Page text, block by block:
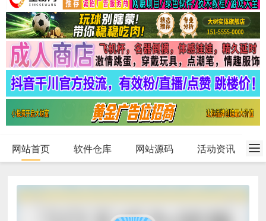
网站首页 软件仓库 网站源码 活动资讯